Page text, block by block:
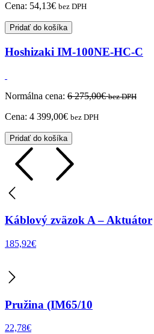
Cena: 54,13€ bez DPH
Pridať do košíka
Hoshizaki IM-100NE-HC-C
Normálna cena: 6 275,00€ bez DPH
Cena: 4 399,00€ bez DPH
Pridať do košíka
Káblový zväzok A – Aktuátor
185,92€
Pružina (IM65/10
22,78€